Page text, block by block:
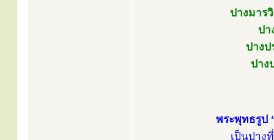
ปางมาร
ปา
ปาง
ปาง
พระพุทธรูป
เป็นปาง